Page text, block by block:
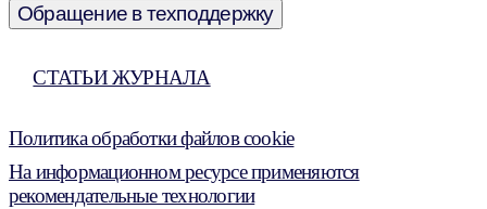
Обращение в техподдержку
СТАТЬИ ЖУРНАЛА
Политика обработки файлов cookie
На информационном ресурсе применяются
рекомендательные технологии